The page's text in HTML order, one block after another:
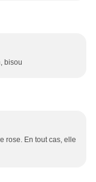
bisou
rose. En tout cas, elle